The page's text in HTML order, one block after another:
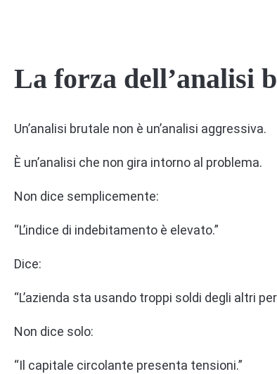
La forza dell’analisi
Un’analisi brutale non è un’analisi aggressiva.
È un’analisi che non gira intorno al problema.
Non dice semplicemente:
“L’indice di indebitamento è elevato.”
Dice:
“L’azienda sta usando troppi soldi degli altri
Non dice solo:
“Il capitale circolante presenta tensioni.”